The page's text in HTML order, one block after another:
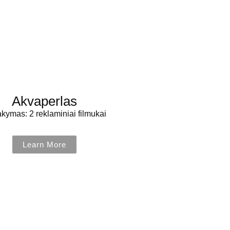
Akvaperlas
2 reklaminiai filmukai
Learn More